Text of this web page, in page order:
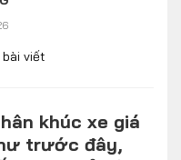
viết
khúc xe giá
trước đây,